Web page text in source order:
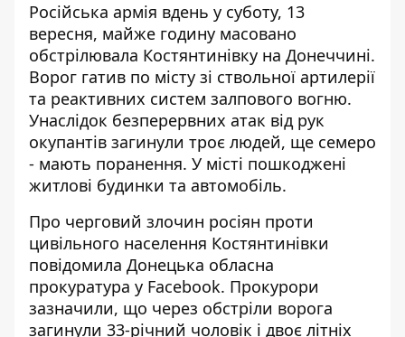
Російська армія вдень у суботу, 13
вересня, майже годину масовано
обстрілювала Костянтинівку на Донеччині.
Ворог гатив по місту зі ствольної артилерії
та реактивних систем залпового вогню.
Унаслідок безперервних атак від рук
окупантів загинули троє людей, ще семеро
- мають поранення. У місті пошкоджені
житлові будинки та автомобіль.
Про черговий злочин росіян проти
цивільного населення Костянтинівки
повідомила Донецька обласна
прокуратура у Facebook. Прокурори
зазначили, що через обстріли ворога
загинули 33-річний чоловік і двоє літніх